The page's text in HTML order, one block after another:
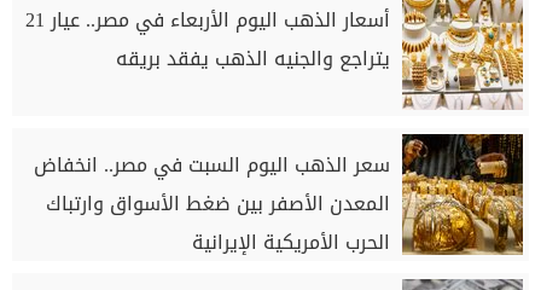
أسعار الذهب اليوم الأربعاء في مصر.. عيار 21
يتراجع والجنيه الذهب يفقد بريقه
سعر الذهب اليوم السبت في مصر.. انخفاض
المعدن الأصفر بين ضغط الأسواق وارتباك
الحرب الأمريكية الإيرانية